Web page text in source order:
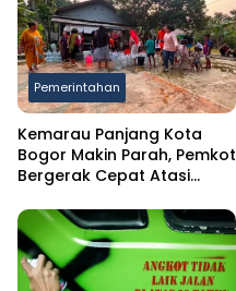
Pemerintahan
Kemarau Panjang Kota
Bogor Makin Parah, Pemkot
Bergerak Cepat Atasi